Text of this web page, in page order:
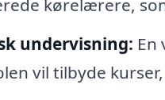
undervisning: En
vil tilbyde